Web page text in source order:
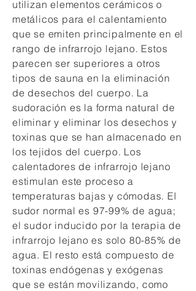
utilizan elementos cerámicos o
metálicos para el calentamiento
que se emiten principalmente en el
rango de infrarrojo lejano. Estos
parecen ser superiores a otros
tipos de sauna en la eliminación
de desechos del cuerpo. La
sudoración es la forma natural de
eliminar y eliminar los desechos y
toxinas que se han almacenado en
los tejidos del cuerpo. Los
calentadores de infrarrojo lejano
estimulan este proceso a
temperaturas bajas y cómodas. El
sudor normal es 97-99% de agua;
el sudor inducido por la terapia de
infrarrojo lejano es solo 80-85% de
agua. El resto está compuesto de
toxinas endógenas y exógenas
que se están movilizando, como